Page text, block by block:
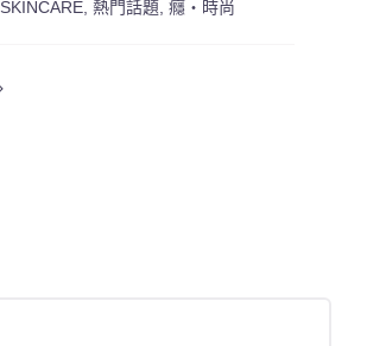
SKINCARE,熱門話題,癮・時尚